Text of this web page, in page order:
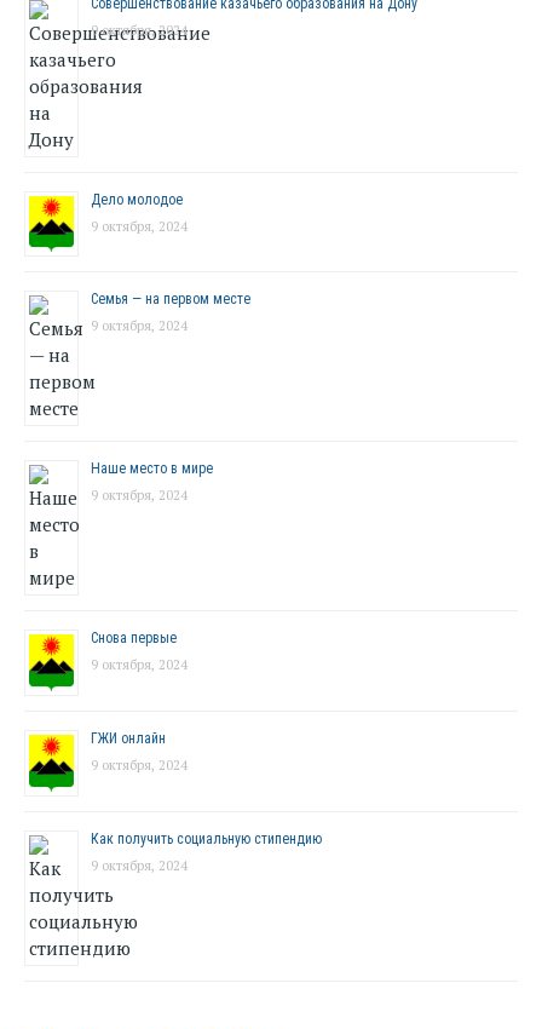
Совершенствование казачьего образования на Дону
9 октября, 2024
Дело молодое
9 октября, 2024
Семья — на первом месте
9 октября, 2024
Наше место в мире
9 октября, 2024
Снова первые
9 октября, 2024
ГЖИ онлайн
9 октября, 2024
Как получить социальную стипендию
9 октября, 2024